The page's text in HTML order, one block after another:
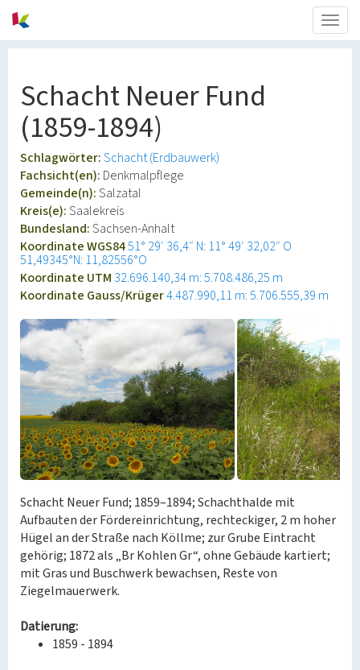
Schacht Neuer Fund
(1859-1894)
Schlagwörter:Schacht (Erdbauwerk)
Fachsicht(en): Denkmalpflege
Gemeinde(n):Salzatal
Kreis(e):Saalekreis
Bundesland:Sachsen-Anhalt
Koordinate WGS8451° 29′ 36,4″ N: 11° 49′ 32,02″ O
51,49345°N: 11,82556°O
Koordinate UTM 32.696.140,34 m: 5.708.486,25 m
Koordinate Gauss/Krüger4.487.990,11 m: 5.706.555,39 m
Schacht Neuer Fund; 1859–1894; Schachthalde mit
Aufbauten der Fördereinrichtung, rechteckiger, 2 m hoher
Hügel an der Straße nach Köllme; zur Grube Eintracht
gehörig; 1872 als „Br Kohlen Gr“, ohne Gebäude kartiert;
mit Gras und Buschwerk bewachsen, Reste von
Ziegelmauerwerk.
Datierung:
1859 - 1894